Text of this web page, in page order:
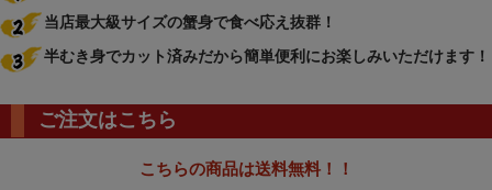
当店最大級サイズの蟹身で食べ応え抜群！
半むき身でカット済みだから簡単便利にお楽しみいただけます！
ご注文はこちら
こちらの商品は送料無料！！